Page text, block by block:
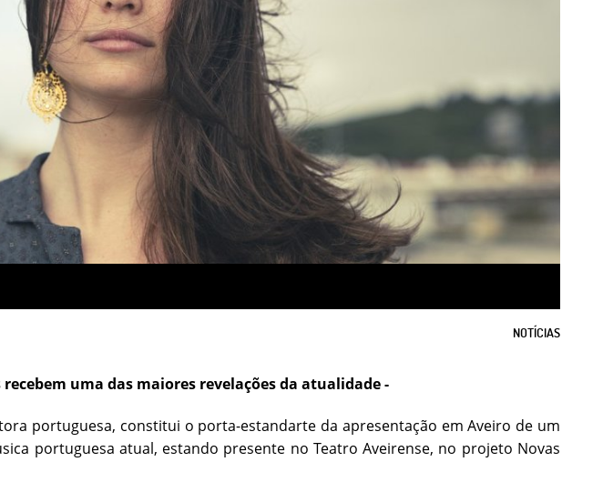
NOTÍCIAS
uma das maiores revelações da atualidade -
portuguesa, constitui o porta-estandarte da apresentação em Aveiro de um
portuguesa atual, estando presente no Teatro Aveirense, no projeto Novas